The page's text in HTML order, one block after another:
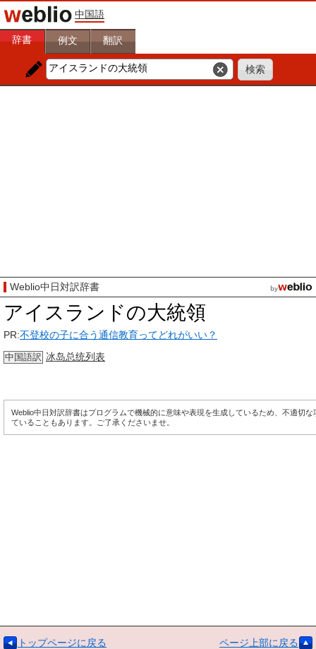
中国語
辞書 例文 翻訳
Weblio中日対訳辞書
アイスランドの大統領
PR:不登校の子に合う通信教育ってどれがいい？
中国語訳 冰岛总统列表
Weblio中日対訳辞書はプログラムで機械的に意味や表現を生成しているため、不適切な
ていることもあります。ご了承くださいませ。
トップページに戻る ページ上部に戻る